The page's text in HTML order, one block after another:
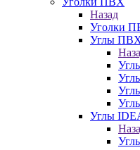
Назад
Уголки
Углы
Углы